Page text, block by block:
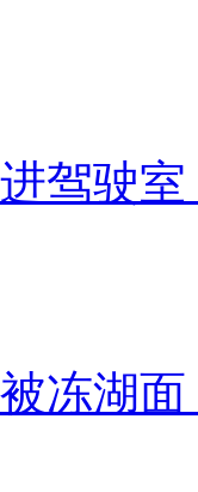
驾驶
冻湖